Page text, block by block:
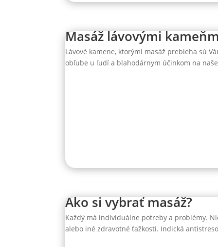
Masáž lávovými
Lávové kamene, ktorými masáž prebieha sú
obľube u ľudí a blahodárnym účinkom na
Ako si vybrať masáž?
Každý má individuálne potreby a problémy.
alebo iné zdravotné ťažkosti. Indická